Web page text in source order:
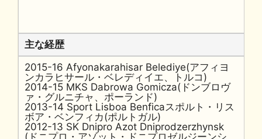
主な経歴
2015-16 Afyonakarahisar Belediye(アフィヨ
ンカラヒサール・ベレディイエ、トルコ)
2014-15 MKS Dabrowa Gomicza(ドンブロヴ
ァ・グルニチャ、ポーランド)
2013-14 Sport Lisboa Benficaスポルト・リス
ボア・ベンフィカ(ポルトガル)
2012-13 SK Dnipro Azot Dniprodzerzhynsk
(ドニプロ・アゾット・ドニプロゼルジーンシ